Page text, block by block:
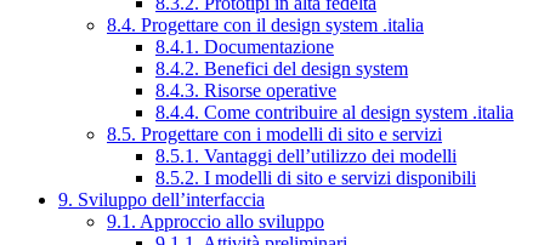
8.4. Progettare con il design system .italia
8.4.1. Documentazione
8.4.2. Benefici del design system
8.4.3. Risorse operative
8.4.4. Come contribuire al design system .italia
8.5. Progettare con i modelli di sito e servizi
8.5.1. Vantaggi dell’utilizzo dei modelli
8.5.2. I modelli di sito e servizi disponibili
9. Sviluppo dell’interfaccia
9.1. Approccio allo sviluppo